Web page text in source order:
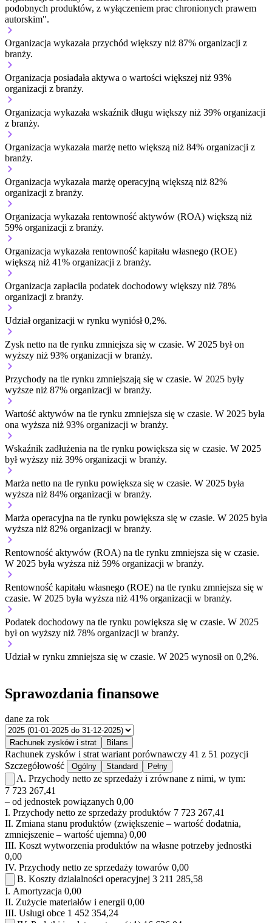
podobnych produktów, z wyłączeniem prac chronionych prawem
autorskim".
Organizacja wykazała przychód większy niż 87% organizacji z
branży.
Organizacja posiadała aktywa o wartości większej niż 93%
organizacji z branży.
Organizacja wykazała wskaźnik długu większy niż 39% organizacji
z branży.
Organizacja wykazała marżę netto większą niż 84% organizacji z
branży.
Organizacja wykazała marżę operacyjną większą niż 82%
organizacji z branży.
Organizacja wykazała rentowność aktywów (ROA) większą niż
59% organizacji z branży.
Organizacja wykazała rentowność kapitału własnego (ROE)
większą niż 41% organizacji z branży.
Organizacja zapłaciła podatek dochodowy większy niż 78%
organizacji z branży.
Udział organizacji w rynku wyniósł 0,2%.
Zysk netto na tle rynku zmniejsza się w czasie. W 2025 był on
wyższy niż 93% organizacji w branży.
Przychody na tle rynku zmniejszają się w czasie. W 2025 były
wyższe niż 87% organizacji w branży.
Wartość aktywów na tle rynku zmniejsza się w czasie. W 2025 była
ona wyższa niż 93% organizacji w branży.
Wskaźnik zadłużenia na tle rynku powiększa się w czasie. W 2025
był wyższy niż 39% organizacji w branży.
Marża netto na tle rynku powiększa się w czasie. W 2025 była
wyższa niż 84% organizacji w branży.
Marża operacyjna na tle rynku powiększa się w czasie. W 2025 była
wyższa niż 82% organizacji w branży.
Rentowność aktywów (ROA) na tle rynku zmniejsza się w czasie.
W 2025 była wyższa niż 59% organizacji w branży.
Rentowność kapitału własnego (ROE) na tle rynku zmniejsza się w
czasie. W 2025 była wyższa niż 41% organizacji w branży.
Podatek dochodowy na tle rynku powiększa się w czasie. W 2025
był on wyższy niż 78% organizacji w branży.
Udział w rynku zmniejsza się w czasie. W 2025 wynosił on 0,2%.
Sprawozdania finansowe
dane za rok
Rachunek zysków i strat Bilans
Rachunek zysków i strat wariant porównawczy 41 z 51 pozycji
Szczegółowość
Ogólny Standard Pełny
A. Przychody netto ze sprzedaży i zrównane z nimi, w tym:
7 723 267,41
– od jednostek powiązanych 0,00
I. Przychody netto ze sprzedaży produktów 7 723 267,41
II. Zmiana stanu produktów (zwiększenie – wartość dodatnia,
zmniejszenie – wartość ujemna) 0,00
III. Koszt wytworzenia produktów na własne potrzeby jednostki
0,00
IV. Przychody netto ze sprzedaży towarów 0,00
B. Koszty działalności operacyjnej 3 211 285,58
I. Amortyzacja 0,00
II. Zużycie materiałów i energii 0,00
III. Usługi obce 1 452 354,24